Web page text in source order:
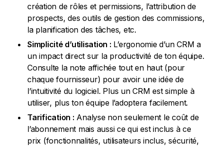
création de rôles et permissions, l’attribution de
prospects, des outils de gestion des commissions,
la planification des tâches, etc.
Simplicité d’utilisation : L’ergonomie d’un CRM a
un impact direct sur la productivité de ton équipe.
Consulte la note affichée tout en haut (pour
chaque fournisseur) pour avoir une idée de
l’intuitivité du logiciel. Plus un CRM est simple à
utiliser, plus ton équipe l’adoptera facilement.
Tarification : Analyse non seulement le coût de
l’abonnement mais aussi ce qui est inclus à ce
prix (fonctionnalités, utilisateurs inclus, sécurité,